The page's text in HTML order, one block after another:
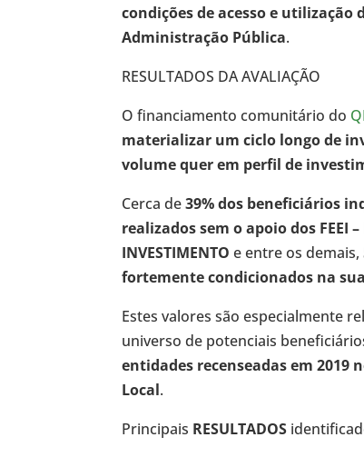
condições de acesso e utilização
Administração Pública.
RESULTADOS DA AVALIAÇÃO
O financiamento comunitário do
materializar um ciclo longo de
volume quer em perfil de
Cerca de39% dos beneficiários
realizados sem o apoio dos FEEI –
INVESTIMENTO e entre os demais,
fortemente condicionados na
Estes valores são especialmente
universo de potenciais
entidades recenseadas em
Local.
Principais RESULTADOS